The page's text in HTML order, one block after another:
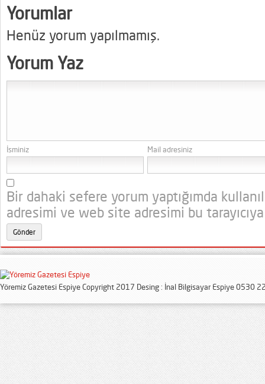
Yorumlar
Henüz yorum yapılmamış.
Yorum Yaz
İsminiz Mail adresiniz
Bir dahaki sefere yorum yaptığımda
adresimi ve web site adresimi bu
Yöremiz Gazetesi Espiye Copyright 2017 Desing : İnal Bilgisayar Espiye 0530